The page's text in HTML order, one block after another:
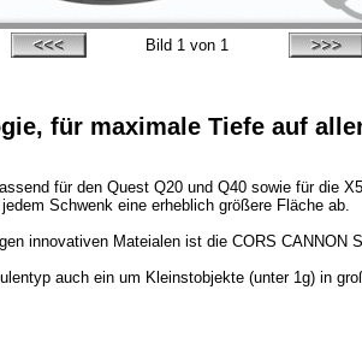
Bild 1 von 1
für maximale Tiefe auf
für den Quest Q20 und Q40 sowie für die
Schwenk eine erheblich größere Fläche ab.
innovativen Mateialen ist die CORS
auch ein um Kleinstobjekte (unter 1g) in